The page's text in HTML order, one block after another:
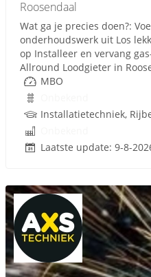
Roosendaal
Wat ga je precies doen?:
onderhoudswerk uit Los
op Installeer en vervang
Allround Loodgieter in
MBO
Installatietechniek,
Laatste update: 9-8-